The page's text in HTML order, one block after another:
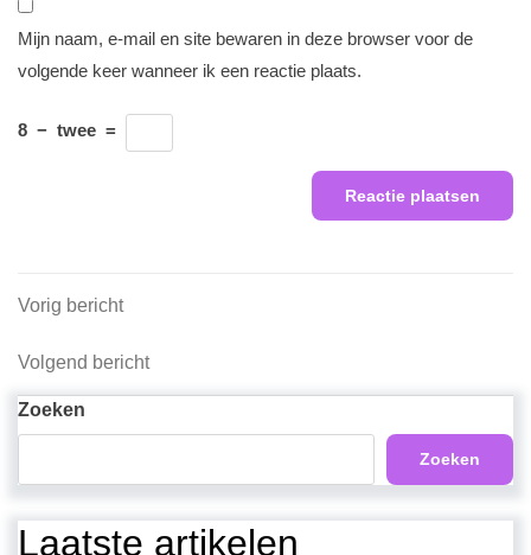
Mijn naam, e-mail en site bewaren in deze browser voor de
volgende keer wanneer ik een reactie plaats.
8 − twee =
Berichtnavigatie
Vorig
Vorig bericht
Volgend
Volgend bericht
Zoeken
Zoeken
Laatste artikelen